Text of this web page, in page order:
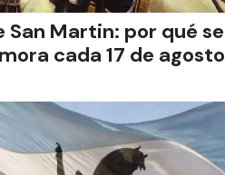
San Martin: por qué se
cada 17 de agosto